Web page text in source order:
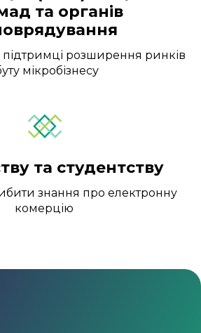
та органів
підтримці розширення ринків
мікробізнесу
та студентству
знання про електронну
комерцію